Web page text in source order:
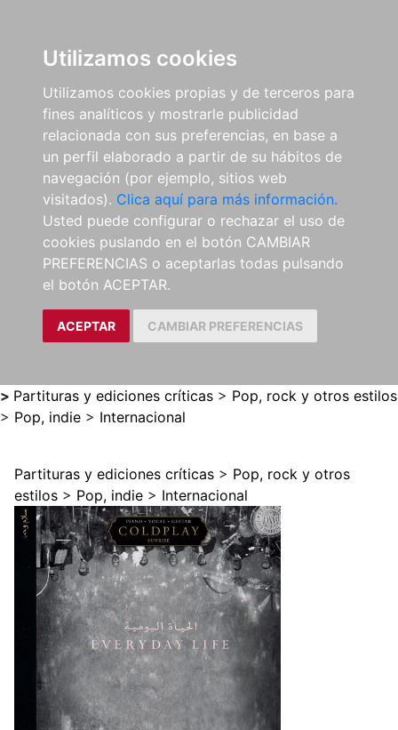
Utilizamos cookies
Utilizamos cookies propias y de terceros para
fines analíticos y mostrarle publicidad
relacionada con sus preferencias, en base a
un perfil elaborado a partir de su hábitos de
navegación (por ejemplo, sitios web
visitados). Clica aquí para más información.
Usted puede configurar o rechazar el uso de
cookies puslando en el botón CAMBIAR
PREFERENCIAS o aceptarlas todas pulsando
el botón ACEPTAR.
ACEPTAR CAMBIAR PREFERENCIAS
> Partituras y ediciones críticas > Pop, rock y otros estilos
> Pop, indie > Internacional
Partituras y ediciones críticas > Pop, rock y otros
estilos > Pop, indie > Internacional